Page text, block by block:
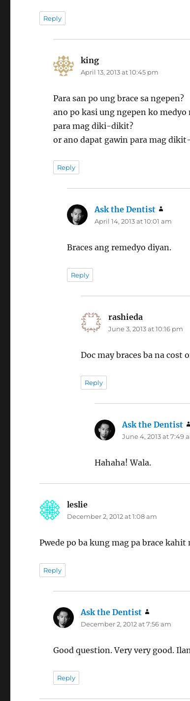
Reply
king
April 13, 2013 at 10:45 pm
Para san po ung brace sa ngepen?
ano po kasi ung ngepen ko
para mag diki-dikit?
or ano dapat gawin para mag
Reply
Ask the Dentist
April 14, 2013 at 10:01 am
Braces ang remedyo diyan.
Reply
rashieda
June 3, 2013 at 10:16 pm
Doc may braces ba na cost
Reply
Ask the Dentist
June 4, 2013 at 7:49
Hahaha! Wala.
leslie
December 2, 2012 at 1:08 am
Pwede po ba kung mag pa brace
Reply
Ask the Dentist
December 2, 2012 at 7:56 am
Good question. Very very good.
Reply